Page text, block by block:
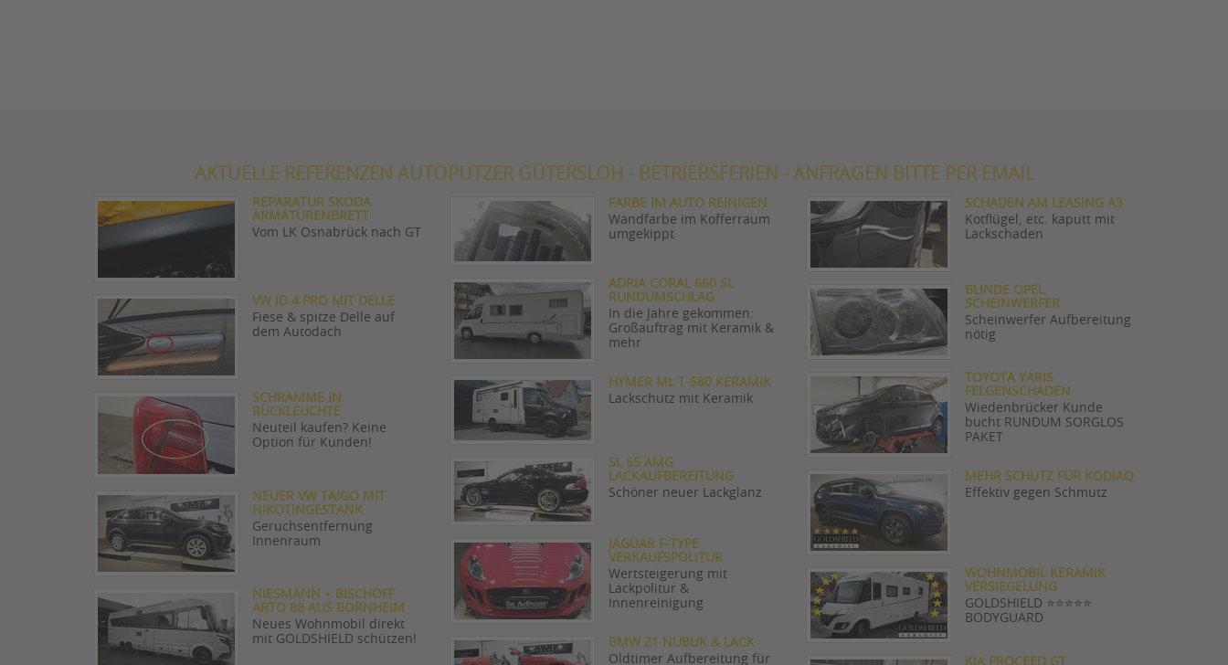
AKTUELLE REFERENZEN AUTOPUTZER GÜTERSLOH - BETRIEBSFERIEN - ANFRAGEN BITTE PER EMAIL
REPARATUR SKODA
ARMATURENBRETT
Vom LK Osnabrück nach GT
VW ID.4 PRO MIT DELLE
Fiese & spitze Delle auf
dem Autodach
SCHRAMME IN
RÜCKLEUCHTE
Neuteil kaufen? Keine
Option für Kunden!
NEUER VW TAIGO MIT
NIKOTINGESTANK
Geruchsentfernung
Innenraum
NIESMANN + BISCHOFF
ARTO 88 AUS BORNHEIM
Neues Wohnmobil direkt
mit GOLDSHIELD schützen!
FARBE IM AUTO REINIGEN
Wandfarbe im Kofferraum
umgekippt
ADRIA CORAL 660 SL
RUNDUMSCHLAG
In die Jahre gekommen:
Großauftrag mit Keramik &
mehr
HYMER ML T-580 KERAMIK
Lackschutz mit Keramik
SL 65 AMG
LACKAUFBEREITUNG
Schöner neuer Lackglanz
JAGUAR F-TYPE
VERKAUFSPOLITUR
Wertsteigerung mit
Lackpolitur &
Innenreinigung
BMW Z1 NUBUK & LACK
Oldtimer Aufbereitung für
SCHADEN AM LEASING A3
Kotflügel, etc. kaputt mit
Lackschaden
BLINDE OPEL
SCHEINWERFER
Scheinwerfer Aufbereitung
nötig
TOYOTA YARIS
FELGENSCHADEN
Wiedenbrücker Kunde
bucht RUNDUM SORGLOS
PAKET
MEHR SCHUTZ FÜR KODIAQ
Effektiv gegen Schmutz
WOHNMOBIL KERAMIK
VERSIEGELUNG
GOLDSHIELD ⭐️⭐️⭐️⭐️⭐️
BODYGUARD
KIA PROCEED GT